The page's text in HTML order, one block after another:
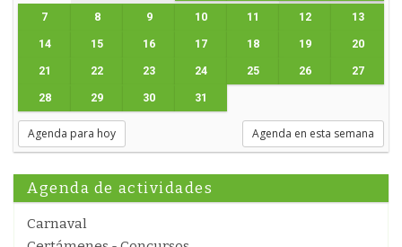
7 8 9 10 11 12 13
14 15 16 17 18 19 20
21 22 23 24 25 26 27
28 29 30 31
Agenda para hoy Agenda en esta semana
Agenda de actividades
Carnaval